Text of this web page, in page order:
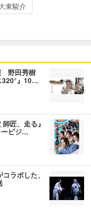
東駿介
野田秀樹
320°』10…
匠、走る』
ービジ…
ラボした、